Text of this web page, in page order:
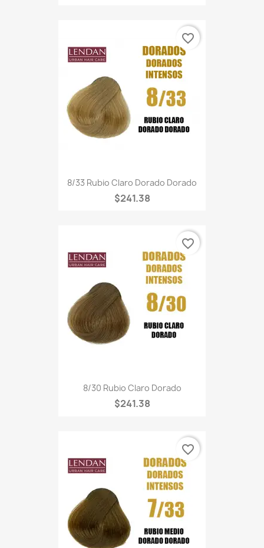
8/33 Rubio Claro Dorado Dorado
$241.38
favorite_border
8/30 Rubio Claro Dorado
$241.38
favorite_border
favorite_border